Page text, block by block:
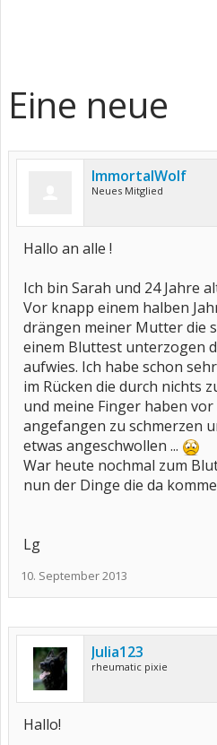
Eine neue
ImmortalWolf
Neues Mitglied
Hallo an alle !
Ich bin Sarah und 24 Jahre
Vor knapp einem halben
drängen meiner Mutter die
einem Bluttest unterzogen
aufwies. Ich habe schon
im Rücken die durch nichts
und meine Finger haben
angefangen zu schmerzen
etwas angeschwollen ...
War heute nochmal zum
nun der Dinge die da
Lg
10. September 2013
Julia123
rheumatic pixie
Hallo!